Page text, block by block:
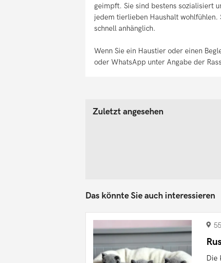
geimpft. Sie sind bestens sozialisiert
jedem tierlieben Haushalt wohlfühlen.
schnell anhänglich.
Wenn Sie ein Haustier oder einen
oder WhatsApp unter Angabe der
Zuletzt angesehen
Das könnte Sie auch interessieren
Die